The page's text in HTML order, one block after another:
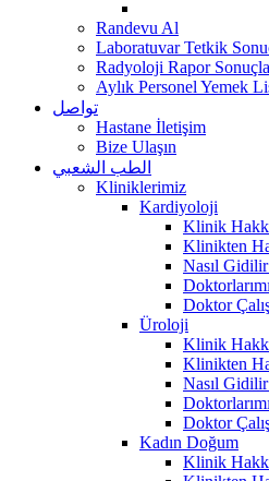
Randevu Al
Laboratuvar Tetkik
Radyoloji Rapor
Aylık Personel Yemek
تواصل
Hastane İletişim
Bize Ulaşın
الطب الشعبي
Kliniklerimiz
Kardiyoloji
Klinik
Klinikten
Nasıl
Doktor
Üroloji
Klinik
Klinikten
Nasıl
Doktor
Kadın Doğum
Klinik